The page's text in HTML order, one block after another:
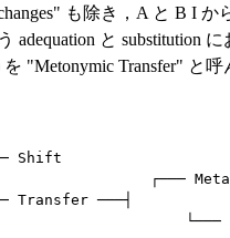
も除き，A と B I
adequation と substitution
を "Metonymic Transfer" と
Shift
┌───
Transfer ───┤